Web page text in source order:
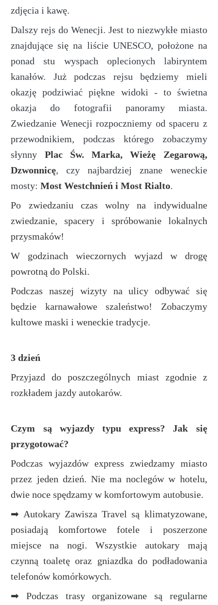
zdjęcia i kawę.
Dalszy rejs do Wenecji. Jest to niezwykłe miasto
znajdujące się na liście UNESCO, położone na
ponad stu wyspach oplecionych labiryntem
kanałów. Już podczas rejsu będziemy mieli
okazję podziwiać piękne widoki - to świetna
okazja do fotografii panoramy miasta.
Zwiedzanie Wenecji rozpoczniemy od spaceru z
przewodnikiem, podczas którego zobaczymy
słynny Plac Św. Marka, Wieżę Zegarową,
Dzwonnicę, czy najbardziej znane weneckie
mosty:Most Westchnień i Most Rialto.
Po zwiedzaniu czas wolny na indywidualne
zwiedzanie, spacery i spróbowanie lokalnych
przysmaków!
W godzinach wieczornych wyjazd w drogę
powrotną do Polski.
Podczas naszej wizyty na ulicy odbywać się
będzie karnawałowe szaleństwo! Zobaczymy
kultowe maski i weneckie tradycje.
3 dzień
Przyjazd do poszczególnych miast zgodnie z
rozkładem jazdy autokarów.
Czym są wyjazdy typu express? Jak się
przygotować?
Podczas wyjazdów express zwiedzamy miasto
przez jeden dzień. Nie ma noclegów w hotelu,
dwie noce spędzamy w komfortowym autobusie.
➡ Autokary Zawisza Travel są klimatyzowane,
posiadają komfortowe fotele i poszerzone
miejsce na nogi. Wszystkie autokary mają
czynną toaletę oraz gniazdka do podładowania
telefonów komórkowych.
➡ Podczas trasy organizowane są regularne